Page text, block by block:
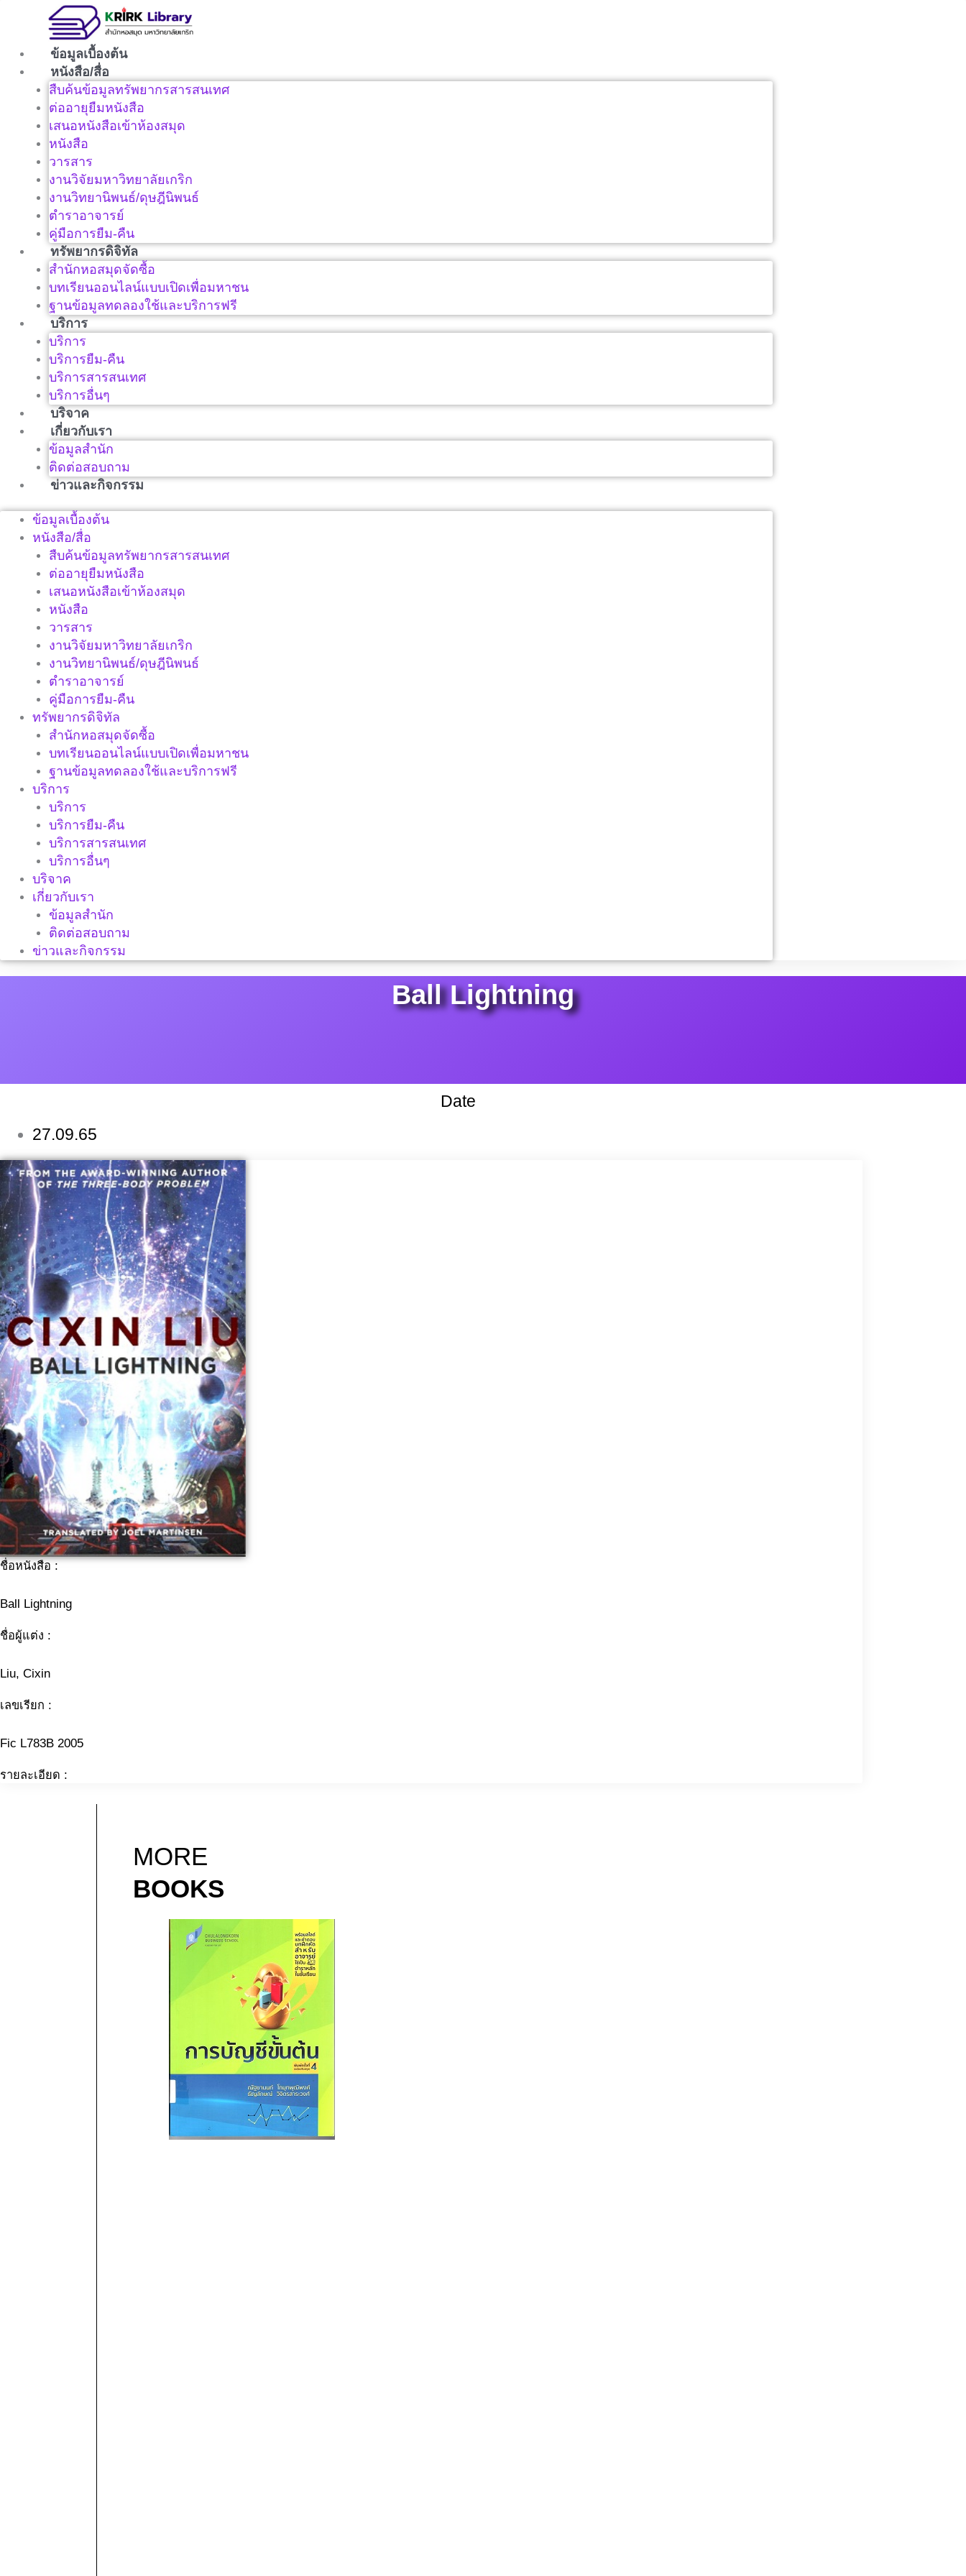
ข้อมูลเบื้องต้น
หนังสือ/สื่อ
สืบค้นข้อมูลทรัพยากรสารสนเทศ
ต่ออายุยืมหนังสือ
เสนอหนังสือเข้าห้องสมุด
หนังสือ
วารสาร
งานวิจัยมหาวิทยาลัยเกริก
งานวิทยานิพนธ์/ดุษฎีนิพนธ์
ตำราอาจารย์
คู่มือการยืม-คืน
ทรัพยากรดิจิทัล
สำนักหอสมุดจัดซื้อ
บทเรียนออนไลน์แบบเปิดเพื่อมหาชน
ฐานข้อมูลทดลองใช้และบริการฟรี
บริการ
บริการ
บริการยืม-คืน
บริการสารสนเทศ
บริการอื่นๆ
บริจาค
เกี่ยวกับเรา
ข้อมูลสำนัก
ติดต่อสอบถาม
ข่าวและกิจกรรม
ข้อมูลเบื้องต้น
หนังสือ/สื่อ
สืบค้นข้อมูลทรัพยากรสารสนเทศ
ต่ออายุยืมหนังสือ
เสนอหนังสือเข้าห้องสมุด
หนังสือ
วารสาร
งานวิจัยมหาวิทยาลัยเกริก
งานวิทยานิพนธ์/ดุษฎีนิพนธ์
ตำราอาจารย์
คู่มือการยืม-คืน
ทรัพยากรดิจิทัล
สำนักหอสมุดจัดซื้อ
บทเรียนออนไลน์แบบเปิดเพื่อมหาชน
ฐานข้อมูลทดลองใช้และบริการฟรี
บริการ
บริการ
บริการยืม-คืน
บริการสารสนเทศ
บริการอื่นๆ
บริจาค
เกี่ยวกับเรา
ข้อมูลสำนัก
ติดต่อสอบถาม
ข่าวและกิจกรรม
Ball Lightning
Date
27.09.65
ชื่อหนังสือ :
Ball Lightning
ชื่อผู้แต่ง :
Liu, Cixin
เลขเรียก :
Fic L783B 2005
รายละเอียด :
MORE
BOOKS